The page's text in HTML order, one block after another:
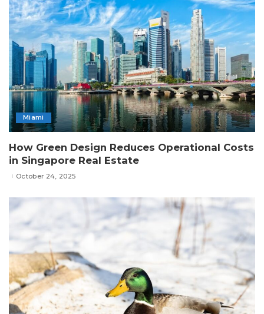
Miami
How Green Design Reduces Operational Costs
in Singapore Real Estate
October 24, 2025